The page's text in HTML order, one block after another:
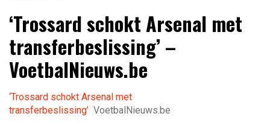
‘Trossard schokt Arsenal met
transferbeslissing’ –
VoetbalNieuws.be
‘Trossard schokt Arsenal met
transferbeslissing’ VoetbalNieuws.be